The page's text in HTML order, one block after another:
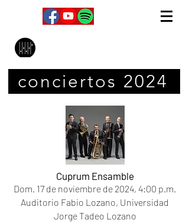
conciertos 2024
Cuprum Ensamble
Dom. 17 de noviembre de 2024, 4:00 p.m.
Auditorio Fabio Lozano, Universidad
Jorge Tadeo Lozano